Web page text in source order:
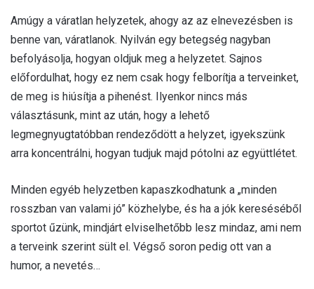
Amúgy a váratlan helyzetek, ahogy az az elnevezésben is
benne van, váratlanok. Nyilván egy betegség nagyban
befolyásolja, hogyan oldjuk meg a helyzetet. Sajnos
előfordulhat, hogy ez nem csak hogy felborítja a terveinket,
de meg is hiúsítja a pihenést. Ilyenkor nincs más
választásunk, mint az után, hogy a lehető
legmegnyugtatóbban rendeződött a helyzet, igyekszünk
arra koncentrálni, hogyan tudjuk majd pótolni az együttlétet.
Minden egyéb helyzetben kapaszkodhatunk a „minden
rosszban van valami jó” közhelybe, és ha a jók kereséséből
sportot űzünk, mindjárt elviselhetőbb lesz mindaz, ami nem
a terveink szerint sült el. Végső soron pedig ott van a
humor, a nevetés…